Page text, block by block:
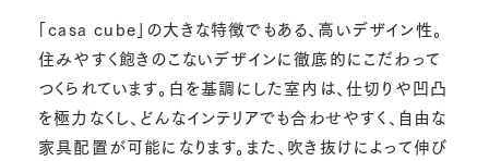
「casa cube」の大きな特徴でもある、高いデザイン性。
住みやすく飽きのこないデザインに徹底的にこだわって
つくられています。白を基調にした室内は、仕切りや凹凸
を極力なくし、どんなインテリアでも合わせやすく、自由な
家具配置が可能になります。また、吹き抜けによって伸び